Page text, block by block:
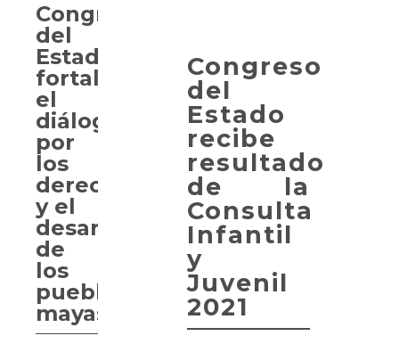
Congreso
del
Estado
recibe
resultado
de la
Consulta
Infantil
y
Juvenil
2021
Congreso
del
Estado
fortalece
el
diálogo
por
los
derechos
y el
desarrollo
de
los
pueblos
mayas